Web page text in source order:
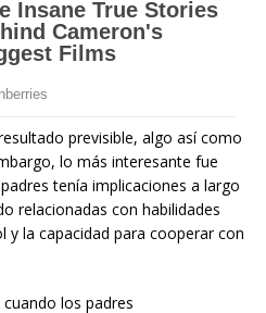
previsible, algo así como
lo más interesante fue
tenía implicaciones a largo
relacionadas con habilidades
la capacidad para cooperar con
los padres